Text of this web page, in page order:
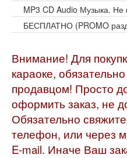
MP3 CD Audio Музыка. Не
БЕСПЛАТНО (PROMO
Внимание! Для
караоке,
продавцом! Просто
оформить заказ, не
Обязательно
телефон, или через
E-mail. Иначе Ваш